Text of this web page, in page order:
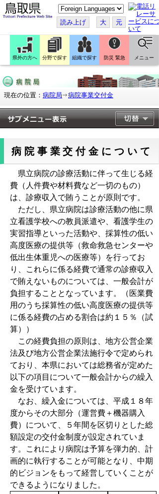
こ
の
ペ
ー
ジ
翻
訳
す
読み上げ 大 元
県外の方へ 分野で探す 組織で探す 防災 緊急 メニュー
現在の位置： 病院局 病院事業交付金
病院事業交付金について
県立病院の診療活動に伴って生じる経
費（人件費や材料費など一切のもの）
は、診療収入で賄うことが原則です。
ただし、県立病院は診療活動の他に県
立看護学校への教員派遣や、看護学生の
実習指導といった活動や、採算性の低い
高度医療の提供等（救命救急センターや
低出生体重児への医療等）を行ってお
り、これらに係る経費で通常の診療収入
で賄えないものについては、一般会計が
負担することとなっています。（医業費
用のうち採算性の低い高度医療の提供等
に係る経費の占める割合は約１５％（試
算））
この経費負担の原則は、地方公営企業
法及び地方公営企業法施行令で定められ
ており、本県においては総務省が定めた
以下の項目について一般会計からの繰入
金を受けています。
なお、繰入金については、平成１８年
度からその大部分（運営費＋機器購入
費）について、５年間を区切りとした総
額設定の交付金制度が設定されていま
す。これにより病院は予算を弾力的、計
画的に執行することが可能となり、中期
的ビジョンをもって経営していくことが
できるようになりました。